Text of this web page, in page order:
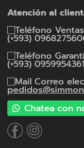
Atención al
Ventas
(+593)
(+593) 0959954361
Correo
Chatea con